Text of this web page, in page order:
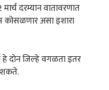
दरम्यान वातावरणात
असा इशारा
हे दोन जिल्हे वगळता इतर
शकते.